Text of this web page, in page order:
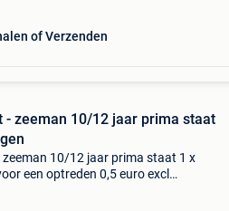
of Verzenden
- zeeman 10/12 jaar prima staat
zeeman 10/12 jaar prima staat 1 x
een optreden 0,5 euro excl